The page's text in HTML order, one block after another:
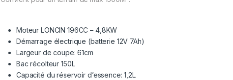
Moteur LONCIN 196CC – 4,8KW
Démarrage électrique (batterie 12V 7Ah)
Largeur de coupe: 61cm
Bac récolteur 150L
Capacité du réservoir d’essence: 1,2L